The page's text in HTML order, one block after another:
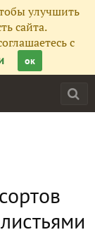
улучшить
сайта.
с
ок